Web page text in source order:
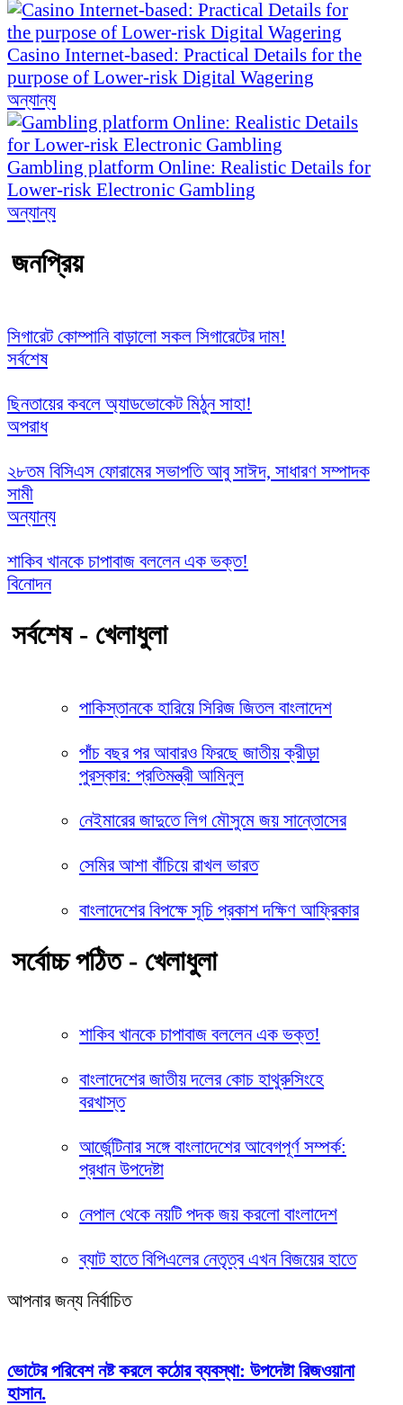
Casino Internet-based: Practical Details for the
purpose of Lower-risk Digital Wagering
অন্যান্য
Gambling platform Online: Realistic Details for
Lower-risk Electronic Gambling
অন্যান্য
জনপ্রিয়
সিগারেট কোম্পানি বাড়ালো সকল সিগারেটের দাম!
সর্বশেষ
ছিনতায়ের কবলে অ্যাডভোকেট মিঠুন সাহা!
অপরাধ
২৮তম বিসিএস ফোরামের সভাপতি আবু সাঈদ, সাধারণ সম্পাদক
সামী
অন্যান্য
শাকিব খানকে চাপাবাজ বললেন এক ভক্ত!
বিনোদন
সর্বশেষ - খেলাধুলা
পাকিস্তানকে হারিয়ে সিরিজ জিতল বাংলাদেশ
পাঁচ বছর পর আবারও ফিরছে জাতীয় ক্রীড়া
পুরস্কার: প্রতিমন্ত্রী আমিনুল
নেইমারের জাদুতে লিগ মৌসুমে জয় সান্তোসের
সেমির আশা বাঁচিয়ে রাখল ভারত
বাংলাদেশের বিপক্ষে সূচি প্রকাশ দক্ষিণ আফ্রিকার
সর্বোচ্চ পঠিত - খেলাধুলা
শাকিব খানকে চাপাবাজ বললেন এক ভক্ত!
বাংলাদেশের জাতীয় দলের কোচ হাথুরুসিংহে
বরখাস্ত
আর্জেন্টিনার সঙ্গে বাংলাদেশের আবেগপূর্ণ সম্পর্ক:
প্রধান উপদেষ্টা
নেপাল থেকে নয়টি পদক জয় করলো বাংলাদেশ
ব্যাট হাতে বিপিএলের নেতৃত্ব এখন বিজয়ের হাতে
আপনার জন্য নির্বাচিত
ভোটের পরিবেশ নষ্ট করলে কঠোর ব্যবস্থা: উপদেষ্টা রিজওয়ানা
হাসান.